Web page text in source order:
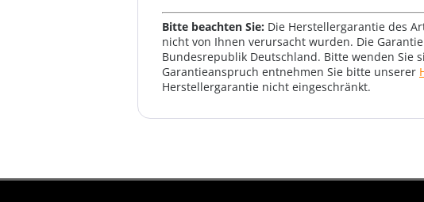
Bitte beachten Sie: Die Herstellergarantie des
nicht von Ihnen verursacht wurden. Die
Bundesrepublik Deutschland. Bitte wenden Sie
Garantieanspruch entnehmen Sie bitte unserer
Herstellergarantie nicht eingeschränkt.